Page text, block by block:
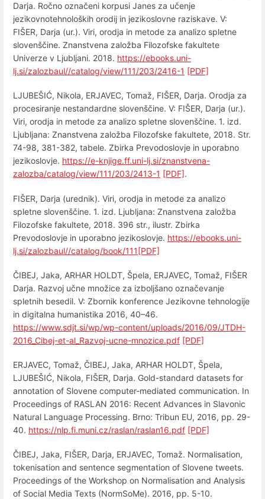
Darja. Ročno označeni korpusi Janes za učenje
jezikovnotehnoloških orodij in jezikoslovne raziskave. V:
FIŠER, Darja (ur.). Viri, orodja in metode za analizo spletne
slovenščine. Znanstvena založba Filozofske fakultete
Univerze v Ljubljani. 2018. https://ebooks.uni-
lj.si/zalozbaul//catalog/view/111/203/2416-1 [PDF]
LJUBEŠIĆ, Nikola, ERJAVEC, Tomaž, FIŠER, Darja. Orodja za
procesiranje nestandardne slovenščine. V: FIŠER, Darja (ur.).
Viri, orodja in metode za analizo spletne slovenščine. 1. izd.
Ljubljana: Znanstvena založba Filozofske fakultete, 2018. Str.
74-98, 381-382, tabele. Zbirka Prevodoslovje in uporabno
jezikoslovje. https://e-knjige.ff.uni-lj.si/znanstvena-
zalozba/catalog/view/111/203/2413-1 [PDF].
FIŠER, Darja (urednik). Viri, orodja in metode za analizo
spletne slovenščine. 1. izd. Ljubljana: Znanstvena založba
Filozofske fakultete, 2018. 396 str., ilustr. Zbirka
Prevodoslovje in uporabno jezikoslovje. https://ebooks.uni-
lj.si/zalozbaul//catalog/book/111[PDF]
ČIBEJ, Jaka, ARHAR HOLDT, Špela, ERJAVEC, Tomaž, FIŠER
Darja. Razvoj učne množice za izboljšano označevanje
spletnih besedil. V: Zbornik konference Jezikovne tehnologije
in digitalna humanistika 2016, 40–46.
https://www.sdjt.si/wp/wp-content/uploads/2016/09/JTDH-
2016_Cibej-et-al_Razvoj-ucne-mnozice.pdf [PDF]
ERJAVEC, Tomaž, ČIBEJ, Jaka, ARHAR HOLDT, Špela,
LJUBEŠIĆ, Nikola, FIŠER, Darja. Gold-standard datasets for
annotation of Slovene computer-mediated communication. In
Proceedings of RASLAN 2016: Recent Advances in Slavonic
Natural Language Processing. Brno: Tribun EU, 2016, pp. 29-
40. https://nlp.fi.muni.cz/raslan/raslan16.pdf [PDF]
ČIBEJ, Jaka, FIŠER, Darja, ERJAVEC, Tomaž. Normalisation,
tokenisation and sentence segmentation of Slovene tweets.
Proceedings of the Workshop on Normalisation and Analysis
of Social Media Texts (NormSoMe). 2016, pp. 5-10.